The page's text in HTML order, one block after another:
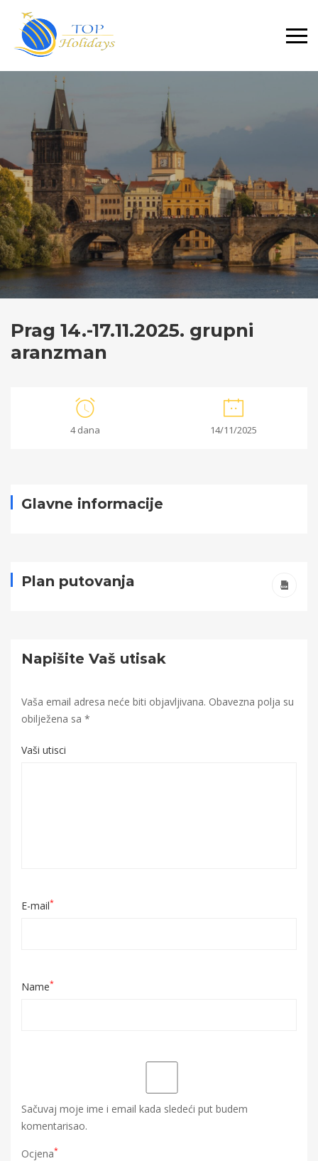
Primary
Menu
Prag 14.-17.11.2025. grupni
aranzman
4 dana 14/11/2025
14.-17.11.2025.
aranzman
2025-
10-
Glavne informacije
Plan putovanja
Napišite Vaš utisak
Vaša email adresa neće biti objavljivana. Obavezna polja su
obilježena sa *
Vaši utisci
E-mail*
Name*
Sačuvaj moje ime i email kada sledeći put budem
komentarisao.
Ocjena*